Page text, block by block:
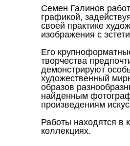
Семен Галинов
графикой,
своей практике
изображения с
Его
творчества
демонстрируют
художественный
образов
найденным
произведениям
Работы находятся в
коллекциях.